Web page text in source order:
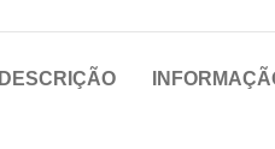
DESCRIÇÃO